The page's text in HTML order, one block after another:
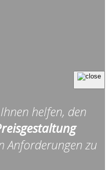
helfen, den
Anforderungen zu